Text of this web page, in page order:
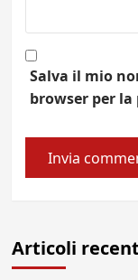
Salva il mio
browser per
Articoli